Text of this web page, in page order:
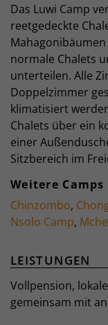
Das Luwi Camp
reetgedeckte
normale Chalets
unterteilen. Alle
Doppelzimmer
klimatisiert
Chalets über ein
einer
Sitzbereich im
Weitere
Chinzombo,
Nsolo Camp,
LEISTUNGEN
Vollpension,
gemeinsam mit